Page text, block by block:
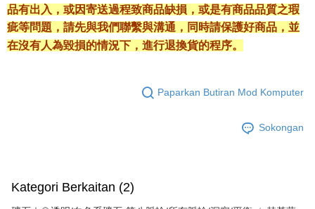
品有出入，或因寄送過程致商品缺損，或是有商品品質之瑕
疵等問題，請先與我們聯繫與溝通，同時請保護好商品，並
在沒有人為毀損的情況下，進行退換貨的程序。
Paparkan Butiran Mod Komputer
Sokongan
Kategori Berkaitan (2)